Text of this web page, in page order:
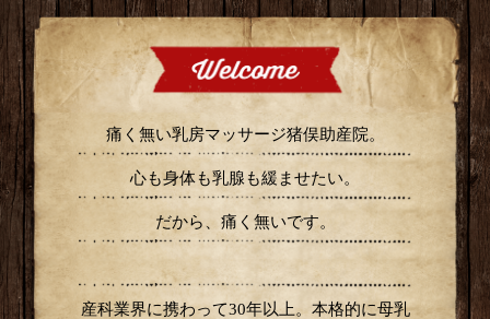
痛く無い乳房マッサージ猪俣助産院。
心も身体も乳腺も緩ませたい。
だから、痛く無いです。
産科業界に携わって30年以上。本格的に母乳